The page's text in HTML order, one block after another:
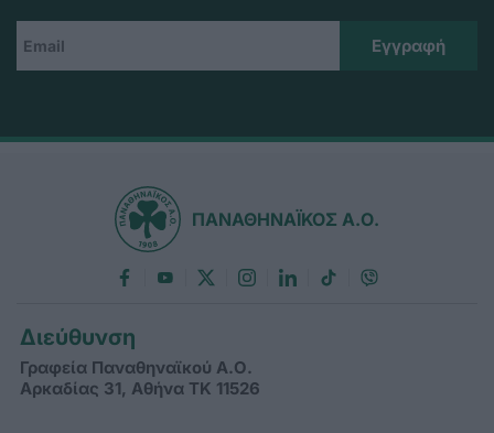
ΠΑΝΑΘΗΝΑΪΚΟΣ Α.Ο.
Διεύθυνση
Γραφεία Παναθηναϊκού Α.Ο.
Αρκαδίας 31, Αθήνα ΤΚ 11526